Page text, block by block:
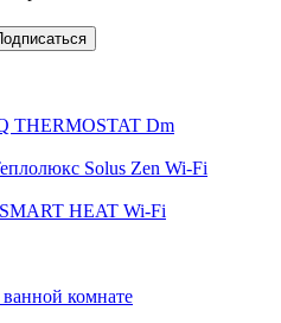
THERMOSTAT Dm
Solus Zen Wi-Fi
HEAT Wi-Fi
комнате